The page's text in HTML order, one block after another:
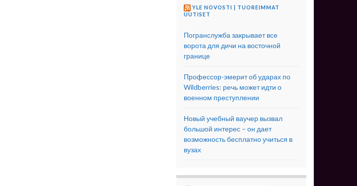
YLE NOVOSTI | TUOREIMMAT
UUTISET
Погранслужба закрывает все
ворота для дичи на восточной
границе
Профессор-эмерит об ударах по
Wildberries: речь может идти о
военном преступлении
Новый учебный ваучер вызвал
большой интерес – он дает
возможность бесплатно учиться в
вузах